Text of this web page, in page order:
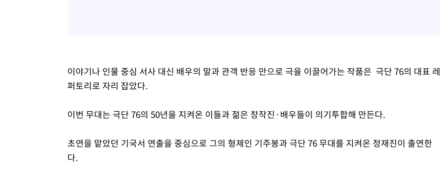
이야기나 인물 중심 서사 대신 배우의 말과 관객 반응 만으로 극을 이끌어가는 작품은 극단 76의 대표 레
퍼토리로 자리 잡았다.
이번 무대는 극단 76의 50년을 지켜온 이들과 젊은 창작진·배우들이 의기투합해 만든다.
초연을 맡았던 기국서 연출을 중심으로 그의 형제인 기주봉과 극단 76 무대를 지켜온 정재진이 출연한
다.